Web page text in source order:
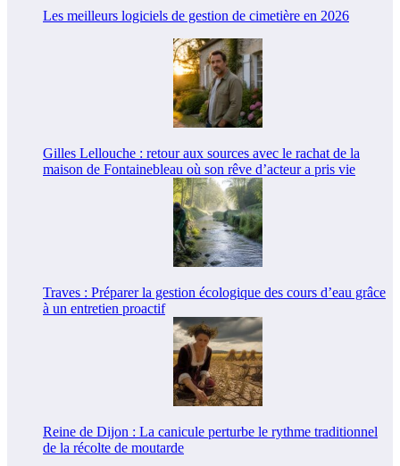
Les meilleurs logiciels de gestion de cimetière en 2026
Gilles Lellouche : retour aux sources avec le rachat de la
maison de Fontainebleau où son rêve d’acteur a pris vie
Traves : Préparer la gestion écologique des cours d’eau grâce
à un entretien proactif
Reine de Dijon : La canicule perturbe le rythme traditionnel
de la récolte de moutarde